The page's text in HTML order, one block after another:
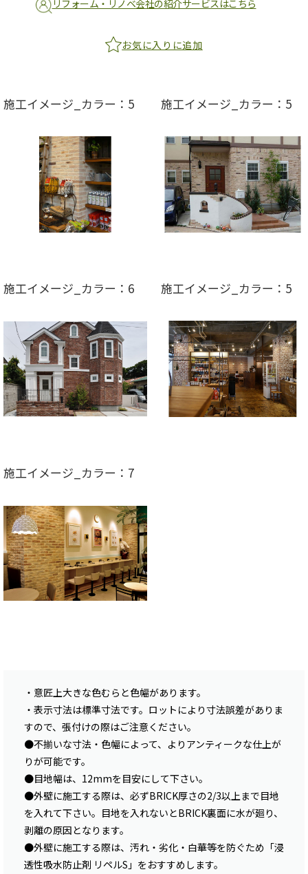
リフォーム・リノベ会社の紹介サービスはこちら
お気に入りに追加
施工イメージ_カラー：5 施工イメージ_カラー：5
施工イメージ_カラー：6 施工イメージ_カラー：5
施工イメージ_カラー：7
・意匠上大きな色むらと色幅があります。
・表示寸法は標準寸法です。ロットにより寸法誤差がありま
すので、張付けの際はご注意ください。
●不揃いな寸法・色幅によって、よりアンティークな仕上が
りが可能です。
●目地幅は、12mmを目安にして下さい。
●外壁に施工する際は、必ずBRICK厚さの2/3以上まで目地
を入れて下さい。目地を入れないとBRICK裏面に水が廻り、
剥離の原因となります。
●外壁に施工する際は、汚れ・劣化・白華等を防ぐため「浸
透性吸水防止剤 リペルS」をおすすめします。